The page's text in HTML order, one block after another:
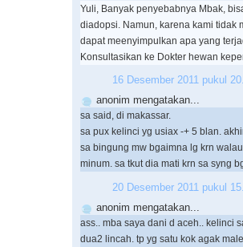
Yuli, Banyak penyebabnya Mbak,
diadopsi. Namun, karena kami tidak
dapat meenyimpulkan apa yang
Konsultasikan ke Dokter hewan
16 Desember 2011 pukul
anonim mengatakan...
sa said, di makassar.
sa pux kelinci yg usiax -+ 5 blan.
sa bingung mw bgaimna lg krn
minum. sa tkut dia mati krn sa syng
20 Desember 2011 pukul
anonim mengatakan...
ass.. mba saya dani d aceh.. kelinci
dua2 lincah. tp yg satu kok agak